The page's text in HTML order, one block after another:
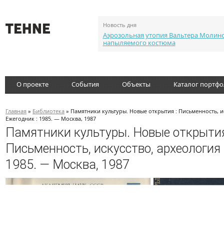
Новость дня
Аэрозольная утопия Вальтера
напыляемого костюма
О проекте События Объекты Каталог
Главная » Библиотека » Памятники культуры. Новые открытия : Письменность,
Ежегодник : 1985. — Москва, 1987
Памятники культуры. Новые
Письменность, искусство,
1985. — Москва, 1987